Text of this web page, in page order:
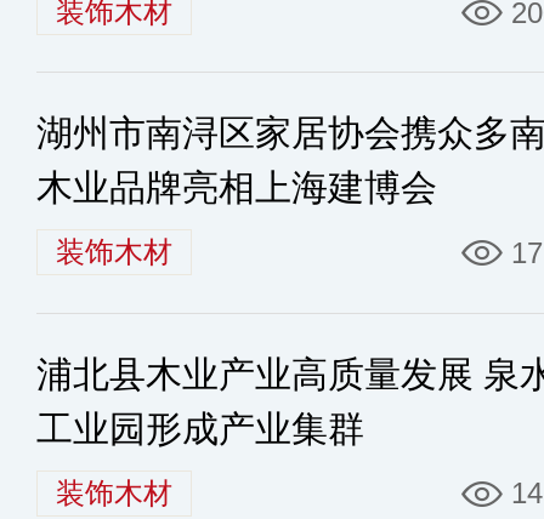
装饰木材
湖州市南浔区家居协会携众多
木业品牌亮相上海建博会
装饰木材
浦北县木业产业高质量发展 泉
工业园形成产业集群
装饰木材